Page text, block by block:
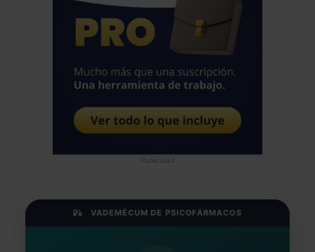
Publicidad
VADEMÉCUM DE PSICOFÁRMACOS